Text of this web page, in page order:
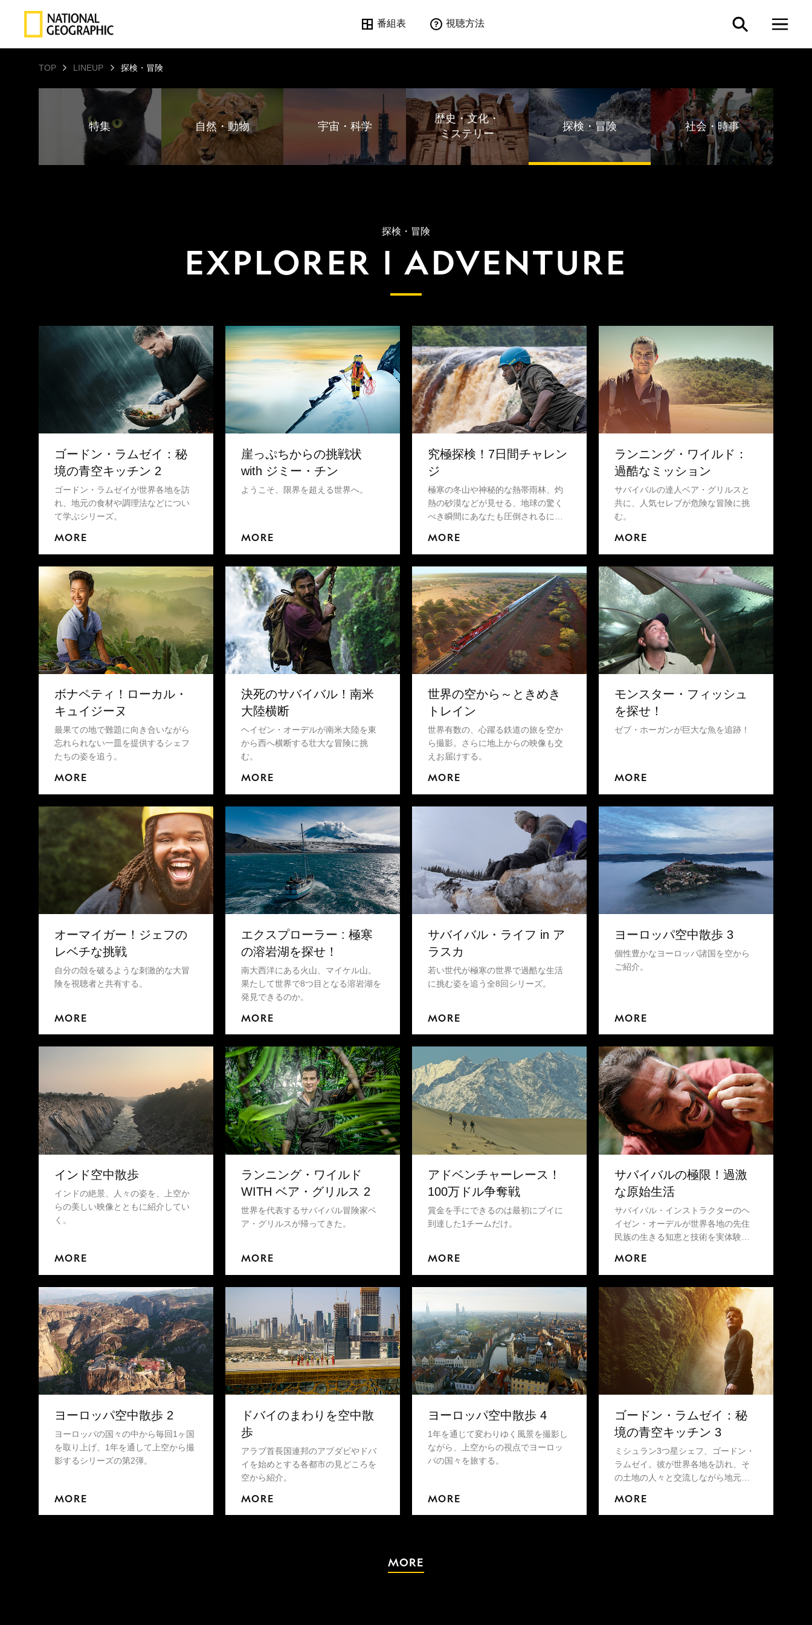
番組表 視聴方法
TOP LINEUP 探検・冒険
特集 自然・動物 宇宙・科学
歴史・文化・
ミステリー
探検・冒険 社会・時事
探検・冒険
EXPLORER | ADVENTURE
ゴードン・ラムゼイ：秘
境の青空キッチン 2
ゴードン・ラムゼイが世界各地を訪
れ、地元の食材や調理法などについ
て学ぶシリーズ。
MORE
崖っぷちからの挑戦状
with ジミー・チン
ようこそ、限界を超える世界へ。
MORE
究極探検！7日間チャレン
ジ
極寒の冬山や神秘的な熱帯雨林、灼
熱の砂漠などが見せる、地球の驚く
べき瞬間にあなたも圧倒されるに違
MORE
ランニング・ワイルド：
過酷なミッション
サバイバルの達人ベア・グリルスと
共に、人気セレブが危険な冒険に挑
む。
MORE
ボナペティ！ローカル・
キュイジーヌ
最果ての地で難題に向き合いながら
忘れられない一皿を提供するシェフ
たちの姿を追う。
MORE
決死のサバイバル！南米
大陸横断
ヘイゼン・オーデルが南米大陸を東
から西へ横断する壮大な冒険に挑
む。
MORE
世界の空から～ときめき
トレイン
世界有数の、心躍る鉄道の旅を空か
ら撮影。さらに地上からの映像も交
えお届けする。
MORE
モンスター・フィッシュ
を探せ！
ゼブ・ホーガンが巨大な魚を追跡！
MORE
オーマイガー！ジェフの
レベチな挑戦
自分の殻を破るような刺激的な大冒
険を視聴者と共有する。
MORE
エクスプローラー : 極寒
の溶岩湖を探せ！
南大西洋にある火山、マイケル山。
果たして世界で8つ目となる溶岩湖を
発見できるのか。
MORE
サバイバル・ライフ in ア
ラスカ
若い世代が極寒の世界で過酷な生活
に挑む姿を追う全8回シリーズ。
MORE
ヨーロッパ空中散歩 3
個性豊かなヨーロッパ諸国を空から
ご紹介。
MORE
インド空中散歩
インドの絶景、人々の姿を、上空か
らの美しい映像とともに紹介してい
く。
MORE
ランニング・ワイルド
WITH ベア・グリルス 2
世界を代表するサバイバル冒険家ベ
ア・グリルスが帰ってきた。
MORE
アドベンチャーレース！
100万ドル争奪戦
賞金を手にできるのは最初にブイに
到達した1チームだけ。
MORE
サバイバルの極限！過激
な原始生活
サバイバル・インストラクターのヘ
イゼン・オーデルが世界各地の先住
民族の生きる知恵と技術を実体験か
MORE
ヨーロッパ空中散歩 2
ヨーロッパの国々の中から毎回1ヶ国
を取り上げ、1年を通して上空から撮
影するシリーズの第2弾。
MORE
ドバイのまわりを空中散
歩
アラブ首長国連邦のアブダビやドバ
イを始めとする各都市の見どころを
空から紹介。
MORE
ヨーロッパ空中散歩 4
1年を通じて変わりゆく風景を撮影し
ながら、上空からの視点でヨーロッ
パの国々を旅する。
MORE
ゴードン・ラムゼイ：秘
境の青空キッチン 3
ミシュラン3つ星シェフ、ゴードン・
ラムゼイ。彼が世界各地を訪れ、そ
の土地の人々と交流しながら地元の
ーズ。
MORE
MORE